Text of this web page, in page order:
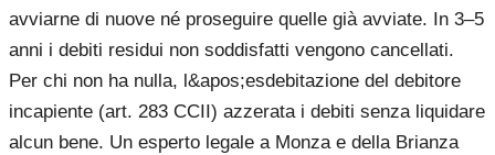
avviarne di nuove né proseguire quelle già avviate. In 3–5
anni i debiti residui non soddisfatti vengono cancellati.
Per chi non ha nulla, l&apos;esdebitazione del debitore
incapiente (art. 283 CCII) azzerata i debiti senza liquidare
alcun bene. Un esperto legale a Monza e della Brianza